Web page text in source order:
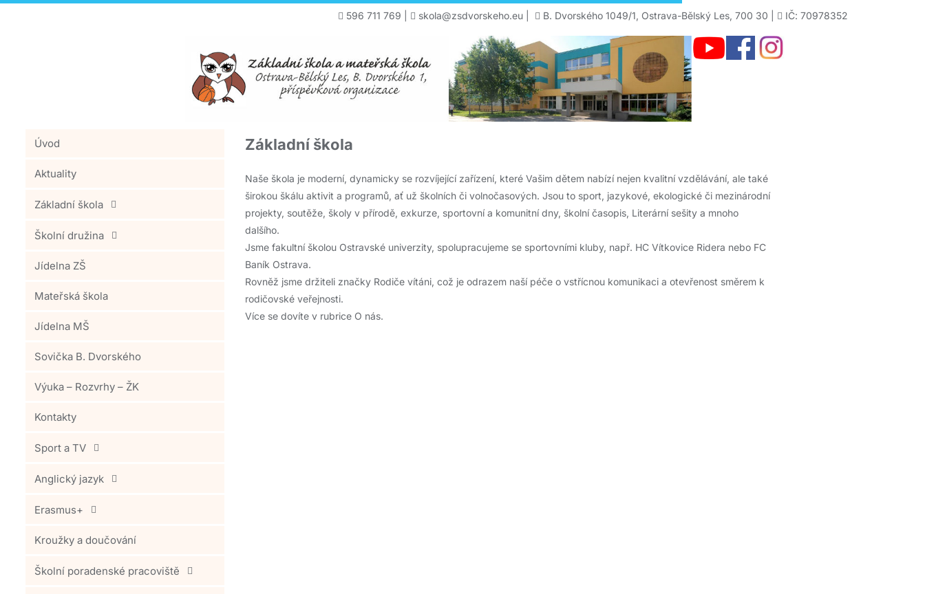
596 711 769 skola@zsdvorskeho.eu B. Dvorského 1049/1, Ostrava-Bělský Les, 700 30 | IČ: 70978352
Úvod
Aktuality
Základní škola
Školní družina
Jídelna ZŠ
Mateřská škola
Jídelna MŠ
Sovička B. Dvorského
Výuka – Rozvrhy – ŽK
Kontakty
Sport a TV
Anglický jazyk
Erasmus+
Kroužky a doučování
Školní poradenské pracoviště
Základní škola
Naše škola je moderní, dynamicky se rozvíjející zařízení, které Vašim dětem nabízí nejen kvalitní vzdělávání, ale také
širokou škálu aktivit a programů, ať už školních či volnočasových. Jsou to sport, jazykové, ekologické či mezinárodní
projekty, soutěže, školy v přírodě, exkurze, sportovní a komunitní dny, školní časopis, Literární sešity a mnoho
dalšího.
Jsme fakultní školou Ostravské univerzity, spolupracujeme se sportovními kluby, např. HC Vítkovice Ridera nebo FC
Baník Ostrava.
Rovněž jsme držiteli značky Rodiče vítáni, což je odrazem naší péče o vstřícnou komunikaci a otevřenost směrem k
rodičovské veřejnosti.
Více se dovíte v rubrice O nás.